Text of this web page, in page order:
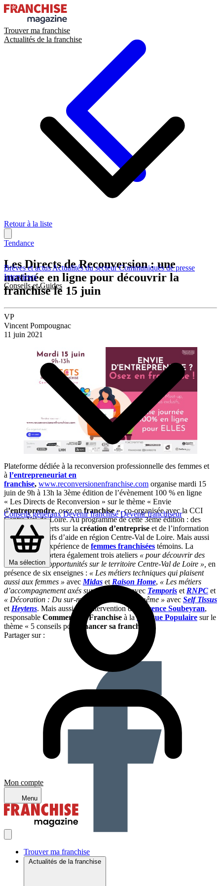
Trouver ma franchise
Actualités de la franchise
Brèves et actusActualités du secteurCommuniqués de presse
Interviews
Conseils et Guides
Conseils générauxDevenir franchiséDevenir franchiseur
Ma sélection
Mon compte
Menu
Trouver ma franchise
Actualités de la franchise
Retour à la liste
Tendance
Les Directs de Reconversion : une
matinée en ligne pour découvrir la
franchise le 15 juin
VP
Vincent Pompougnac
11 juin 2021
Plateforme dédiée à la reconversion professionnelle des femmes et
à l’entrepreneuriat en
franchise, www.reconversionenfranchise.com organise mardi 15
juin de 9h à 13h la 3ème édition de l’évènement 100 % en ligne
« Les Directs de Reconversion » sur le thème « Envie
d’entreprendre, osez enfranchise», co-organisée avec la CCI
Centre Val-de-Loire. Au programme de cette 3ème édition : des
conseils d’experts sur la création d’entreprise et de l’information
sur les dispositifs d’aide en région Centre-Val de Loire. Mais aussi
des retours d’expérience de femmes franchisées témoins. La
matinée comportera également trois ateliers « pour découvrir des
métiers et des opportunités sur le territoire Centre-Val de Loire », en
présence de six enseignes : « Les métiers techniques qui plaisent
aussi aux femmes » avecMidas etRaison Home, « Les métiers
d’accompagnement axés sur l’humain »avec Temporis etRNPC et
« Décoration : Du sur-mesure au Faire soi-même » avec Self Tissus
etHeytens. Mais aussi une intervention de Florence Soubeyran,
responsable Commerce et Franchise à laBanque Populaire sur le
thème « 5 conseils pour
financer sa franchise
».
Partager sur :